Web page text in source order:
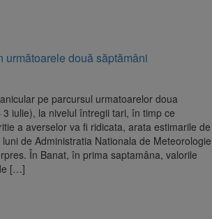
următoarele două săptămâni
pe parcursul urmatoarelor doua
iulie), la nivelul întregii tari, în timp ce
a averselor va fi ridicata, arata estimarile de
de Administratia Nationala de Meteorologie
În Banat, în prima saptamâna, valorile
[…]